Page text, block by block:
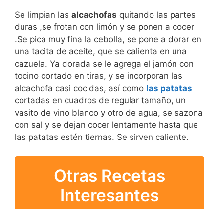
Se limpian las alcachofas quitando las partes
duras ,se frotan con limón y se ponen a cocer
.Se pica muy fina la cebolla, se pone a dorar en
una tacita de aceite, que se calienta en una
cazuela. Ya dorada se le agrega el jamón con
tocino cortado en tiras, y se incorporan las
alcachofa casi cocidas, así como las patatas
cortadas en cuadros de regular tamaño, un
vasito de vino blanco y otro de agua, se sazona
con sal y se dejan cocer lentamente hasta que
las patatas estén tiernas. Se sirven caliente.
Otras Recetas
Interesantes